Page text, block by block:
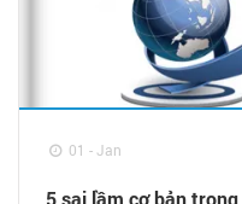
01 - Jan